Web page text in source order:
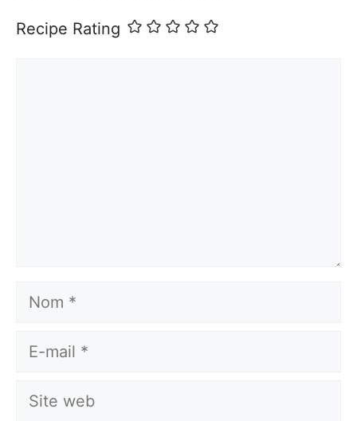
Recipe Rating
Nom
E-
Site